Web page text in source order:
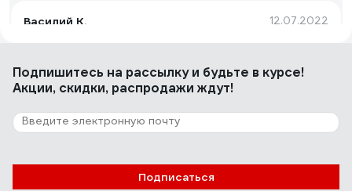
Василий К. 12.07.2022
Выполнил свою работу.
25 отзывов
Отзыв о Bucovice Tools 110030
Гусаров Сергей Михайлович
Подпишитесь на рассылкуи будьте в курсе!
Акции, скидки, распродажи ждут!
Подписаться